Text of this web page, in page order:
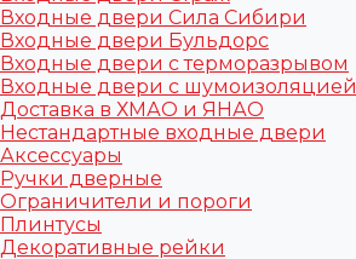
Входные двери Сила Сибири
Входные двери Бульдорс
Входные двери с терморазрывом
Входные двери с шумоизоляцией
Доставка в ХМАО и ЯНАО
Нестандартные входные двери
Аксессуары
Ручки дверные
Ограничители и пороги
Плинтусы
Декоративные рейки